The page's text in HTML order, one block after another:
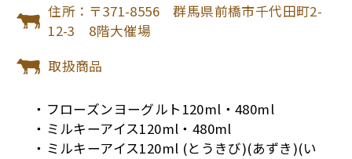
住所：〒371-8556 群馬県前橋市千代田町2-
12-3 8階大催場
取扱商品
・フローズンヨーグルト120ml・480ml
・ミルキーアイス120ml・480ml
・ミルキーアイス120ml (とうきび)(あずき)(い